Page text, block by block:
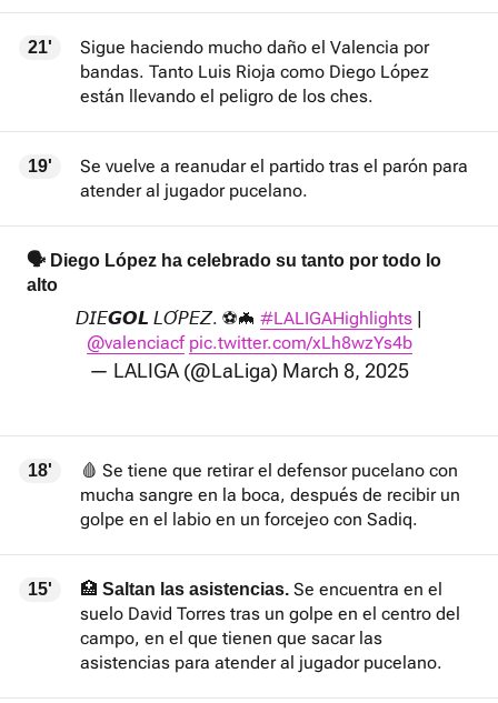
21'
Sigue haciendo mucho daño el Valencia por
bandas. Tanto Luis Rioja como Diego López
están llevando el peligro de los ches.
19'
Se vuelve a reanudar el partido tras el parón para
atender al jugador pucelano.
🗣️ Diego López ha celebrado su tanto por todo lo
alto
𝘋𝘐𝘌𝙂𝙊𝙇 𝘓𝘖́𝘗𝘌𝘡. ⚽️🦇 #LALIGAHighlights |
@valenciacf pic.twitter.com/xLh8wzYs4b
— LALIGA (@LaLiga) March 8, 2025
18'
🩸 Se tiene que retirar el defensor pucelano con
mucha sangre en la boca, después de recibir un
golpe en el labio en un forcejeo con Sadiq.
15' 🏥 Saltan las asistencias. Se encuentra en el
suelo David Torres tras un golpe en el centro del
campo, en el que tienen que sacar las
asistencias para atender al jugador pucelano.